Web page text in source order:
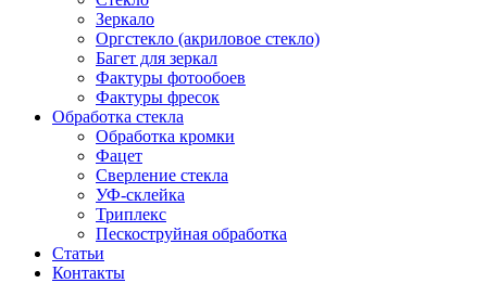
Зеркало
Оргстекло (акриловое стекло)
Багет для зеркал
Фактуры фотообоев
Фактуры фресок
Обработка стекла
Обработка кромки
Фацет
Сверление стекла
УФ-склейка
Триплекс
Пескоструйная обработка
Статьи
Контакты